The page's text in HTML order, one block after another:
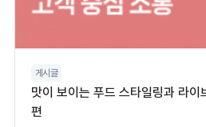
게시글
맛이 보이는 푸드 스타일링과 라
편